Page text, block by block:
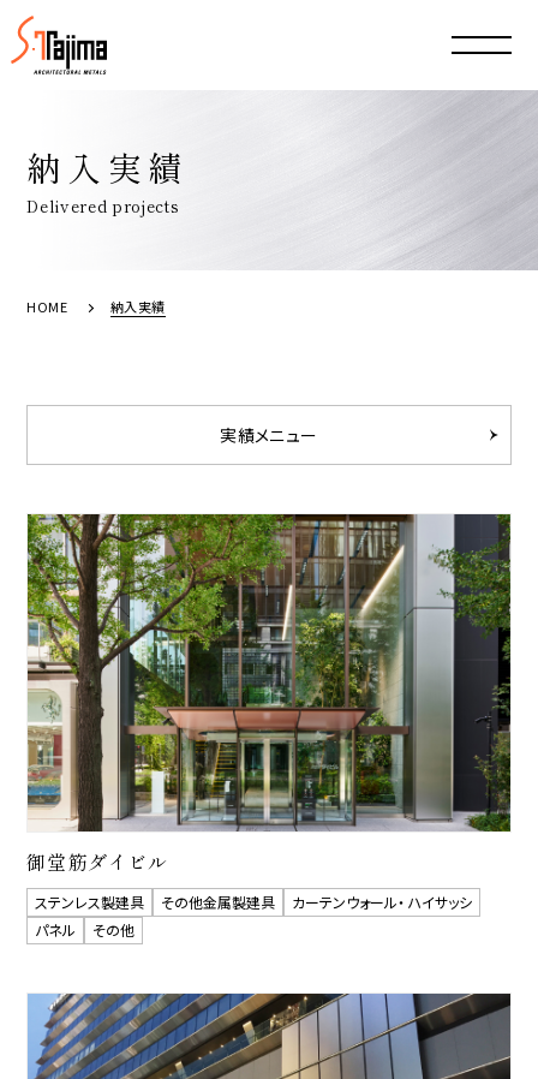
納入実績
Delivered projects
HOME 納入実績
実績メニュー
御堂筋ダイビル
ステンレス製建具 その他金属製建具
カーテンウォール・ ハイサッシ
パネル
その他